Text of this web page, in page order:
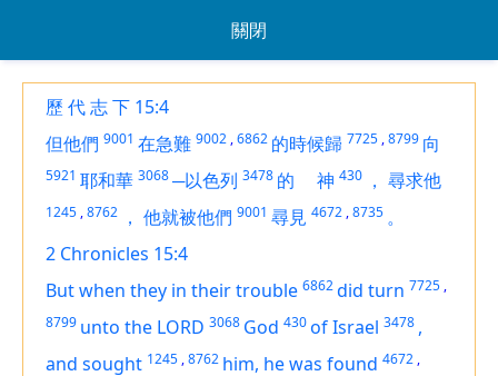
關閉
歷 代 志 下 15:4
但他們 9001 在急難 9002 ,6862 的時候歸 7725 ,8799 向
5921 耶和華 3068─以色列 3478 的 神 430 ， 尋求他
1245 ,8762 ， 他就被他們 9001 尋見 4672 ,8735 。
2 Chronicles 15:4
But when they in their trouble 6862did turn 7725 ,
8799 unto the LORD 3068 God 430of Israel 3478 ,
and sought 1245 ,8762 him, he was found 4672 ,